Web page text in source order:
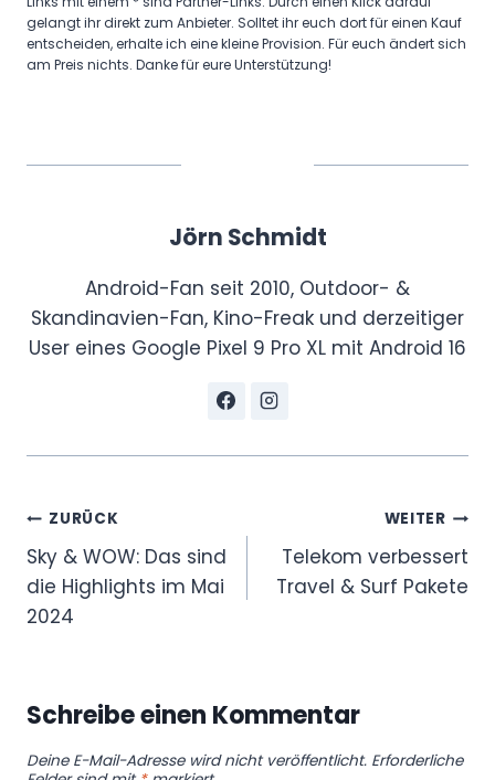
gelangt ihr direkt zum Anbieter. Solltet ihr euch dort für einen Kauf
entscheiden, erhalte ich eine kleine Provision. Für euch ändert sich
am Preis nichts. Danke für eure Unterstützung!
Jörn Schmidt
Android-Fan seit 2010, Outdoor- &
Skandinavien-Fan, Kino-Freak und derzeitiger
User eines Google Pixel 9 Pro XL mit Android 16
Beitragsnavigation
ZURÜCK
Sky & WOW: Das sind
die Highlights im Mai
2024
WEITER
Telekom verbessert
Travel & Surf Pakete
Schreibe einen Kommentar
Deine E-Mail-Adresse wird nicht veröffentlicht. Erforderliche